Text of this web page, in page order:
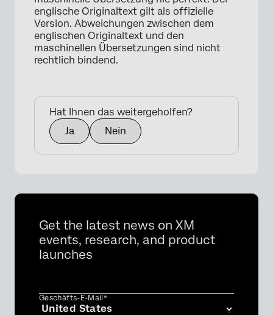
englische Originaltext gilt als offizielle
Version. Abweichungen zwischen dem
englischen Originaltext und den
maschinellen Übersetzungen sind nicht
rechtlich bindend.
Hat Ihnen das weitergeholfen?
Ja
Nein
Get the latest news on XM
events, research, and product
launches
Geschäfts-E-Mail*